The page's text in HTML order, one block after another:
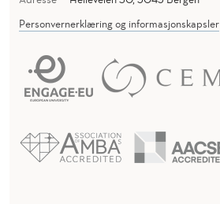
Personvernerklæring og informasjonskapsler